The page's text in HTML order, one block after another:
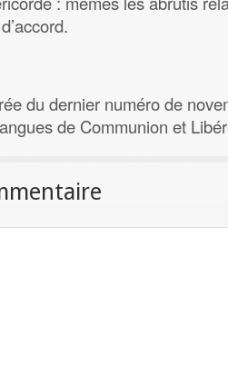
du dernier numéro de
de Communion et